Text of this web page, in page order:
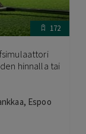
172
hinnalla tai
Espoo